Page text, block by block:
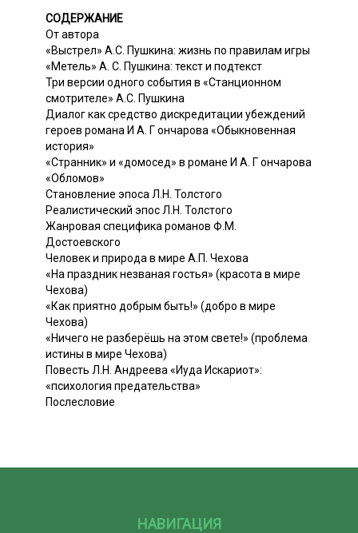
СОДЕРЖАНИЕ
От автора
«Выстрел» А.С. Пушкина: жизнь по правилам игры
«Метель» А. С. Пушкина: текст и подтекст
Три версии одного события в «Станционном
смотрителе» А.С. Пушкина
Диалог как средство дискредитации убеждений
героев романа И А. Г ончарова «Обыкновенная
история»
«Странник» и «домосед» в романе И А. Г ончарова
«Обломов»
Становление эпоса Л.Н. Толстого
Реалистический эпос Л.H. Толстого
Жанровая специфика романов Ф.М.
Достоевского
Человек и природа в мире А.П. Чехова
«На праздник незваная гостья» (красота в мире
Чехова)
«Как приятно добрым быть!» (добро в мире
Чехова)
«Ничего не разберёшь на этом свете!» (проблема
истины в мире Чехова)
Повесть Л.H. Андреева «Иуда Искариот»:
«психология предательства»
Послесловие
НАВИГАЦИЯ